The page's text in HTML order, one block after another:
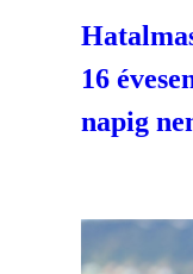
16
napig